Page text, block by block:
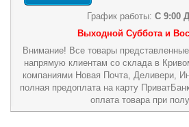
График работы: С 9:00
Выходной Суббота и
Внимание! Все товары
напрямую клиентам со склада в
компаниями Новая Почта, Деливери,
полная предоплата на карту
оплата товара при